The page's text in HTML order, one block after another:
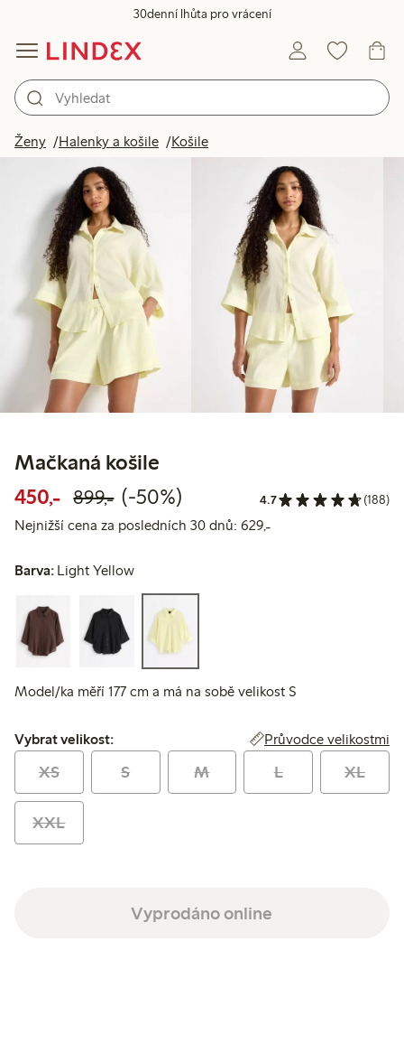
30denní lhůta pro vrácení
Ženy Halenky a košile Košile
Mačkaná košile
450,- Snížená cena: 450,00 Kč
899,-Běžná cena: 899,00 Kč
50% sleva
(-50%) 4.7 (188)
Nejnižší cena za posledních 30 dnů: 629,-Nejnižší cena za
Barva: Light Yellow
Model/ka měří 177 cm a má na sobě velikost S
Vybrat velikost:
Vybrat velikost: Průvodce velikostmi
XS S M L XL
XXL
Vyprodáno online